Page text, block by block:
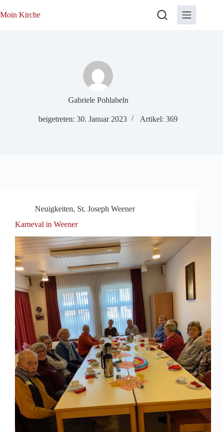
Inhalt
Moin Kirche
Gabriele Pohlabeln
beigetreten: 30. Januar 2023 Artikel: 369
Neuigkeiten, St. Joseph Weener
Karneval in Weener